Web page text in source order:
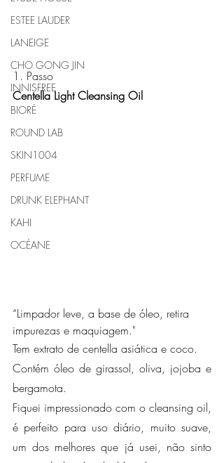
ESTEE LAUDER
LANEIGE
CHO GONG JIN
INNISFREE
BIORÉ
ROUND LAB
SKIN1004
PERFUME
DRUNK ELEPHANT
KAHI
OCÉANE
1. Passo
Centella Light Cleansing Oil
“Limpador leve, a base de óleo, retira
impurezas e maquiagem."
Tem extrato de centella asiática e coco.
Contém óleo de girassol, oliva, jojoba e
bergamota.
Fiquei impressionado com o cleansing oil,
é perfeito para uso diário, muito suave,
um dos melhores que já usei, não sinto